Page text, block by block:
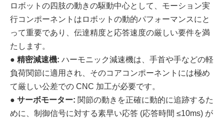
ロボットの四肢の動きの駆動中心として、モーション実
行コンポーネントはロボットの動的パフォーマンスにと
って重要であり、伝達精度と応答速度の厳しい要件を満
たします。
● 精密減速機: ハーモニック減速機は、手首や手などの軽
負荷関節に適用され、そのコアコンポーネントには極め
て厳しい公差での CNC 加工が必要です。
● サーボモーター: 関節の動きを正確に動的に追跡するた
めに、制御信号に対する素早い応答 (応答時間 ≤10ms) が